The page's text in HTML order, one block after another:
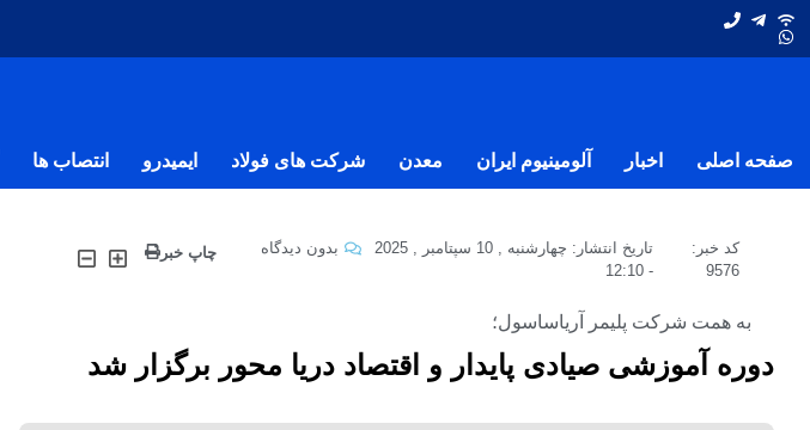
صفحه اصلی
اخبار آلومینیوم ایران معدن شرکت های فولاد ایمیدرو انتصاب ها
کد خبر:
9576
تاریخ انتشار: چهارشنبه , 10 سپتامبر , 2025
-
12:10
بدون دیدگاه چاپ خبر
به همت شرکت پلیمر آریاساسول؛
دوره آموزشی صیادی پایدار و اقتصاد دریا محور برگزار شد